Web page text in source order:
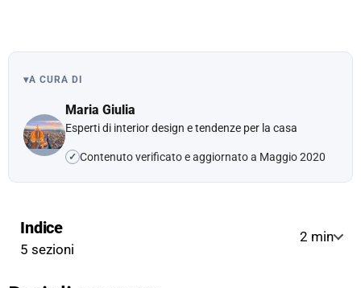
▾A CURA DI
Maria Giulia
Esperti di interior design e tendenze per la casa
✓ Contenuto verificato e aggiornato a Maggio 2020
Indice
5 sezioni
2 min